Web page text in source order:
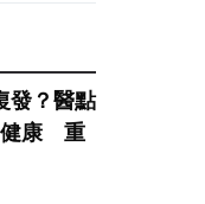
發？醫點
健康 重